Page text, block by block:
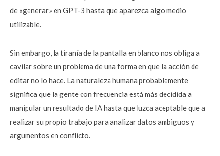
de «generar» en GPT-3 hasta que aparezca algo medio
utilizable.
Sin embargo, la tiranía de la pantalla en blanco nos obliga a
cavilar sobre un problema de una forma en que la acción de
editar no lo hace. La naturaleza humana probablemente
significa que la gente con frecuencia está más decidida a
manipular un resultado de IA hasta que luzca aceptable que a
realizar su propio trabajo para analizar datos ambiguos y
argumentos en conflicto.